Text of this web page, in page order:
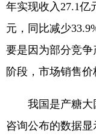
年实现收入27.1亿
元，同比减少
要是因为部分竞
阶段，市场销售价
我国是产糖大
咨询公布的数据